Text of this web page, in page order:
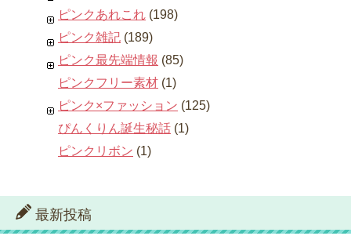
ピンクあれこれ (198)
ピンク雑記 (189)
ピンク最先端情報 (85)
ピンクフリー素材 (1)
ピンク×ファッション (125)
ぴんくりん誕生秘話 (1)
ピンクリボン (1)
最新投稿